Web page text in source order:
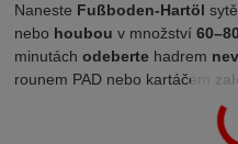
Naneste Fußboden-Hartöl
nebo houbou v množství
minutáchodeberte hadrem
rounem PAD nebo kartáčem